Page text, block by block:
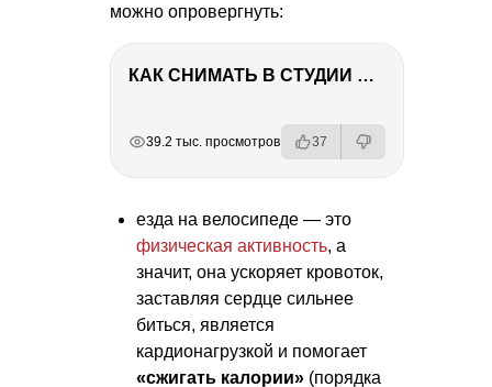
можно опровергнуть:
КАК СНИМАТЬ В СТУДИИ СО ВСПЫШКАМИ
39.2 тыс. просмотров 37
езда на велосипеде — это
физическая активность, а
значит, она ускоряет кровоток,
заставляя сердце сильнее
биться, является
кардионагрузкой и помогает
«сжигать калории» (порядка